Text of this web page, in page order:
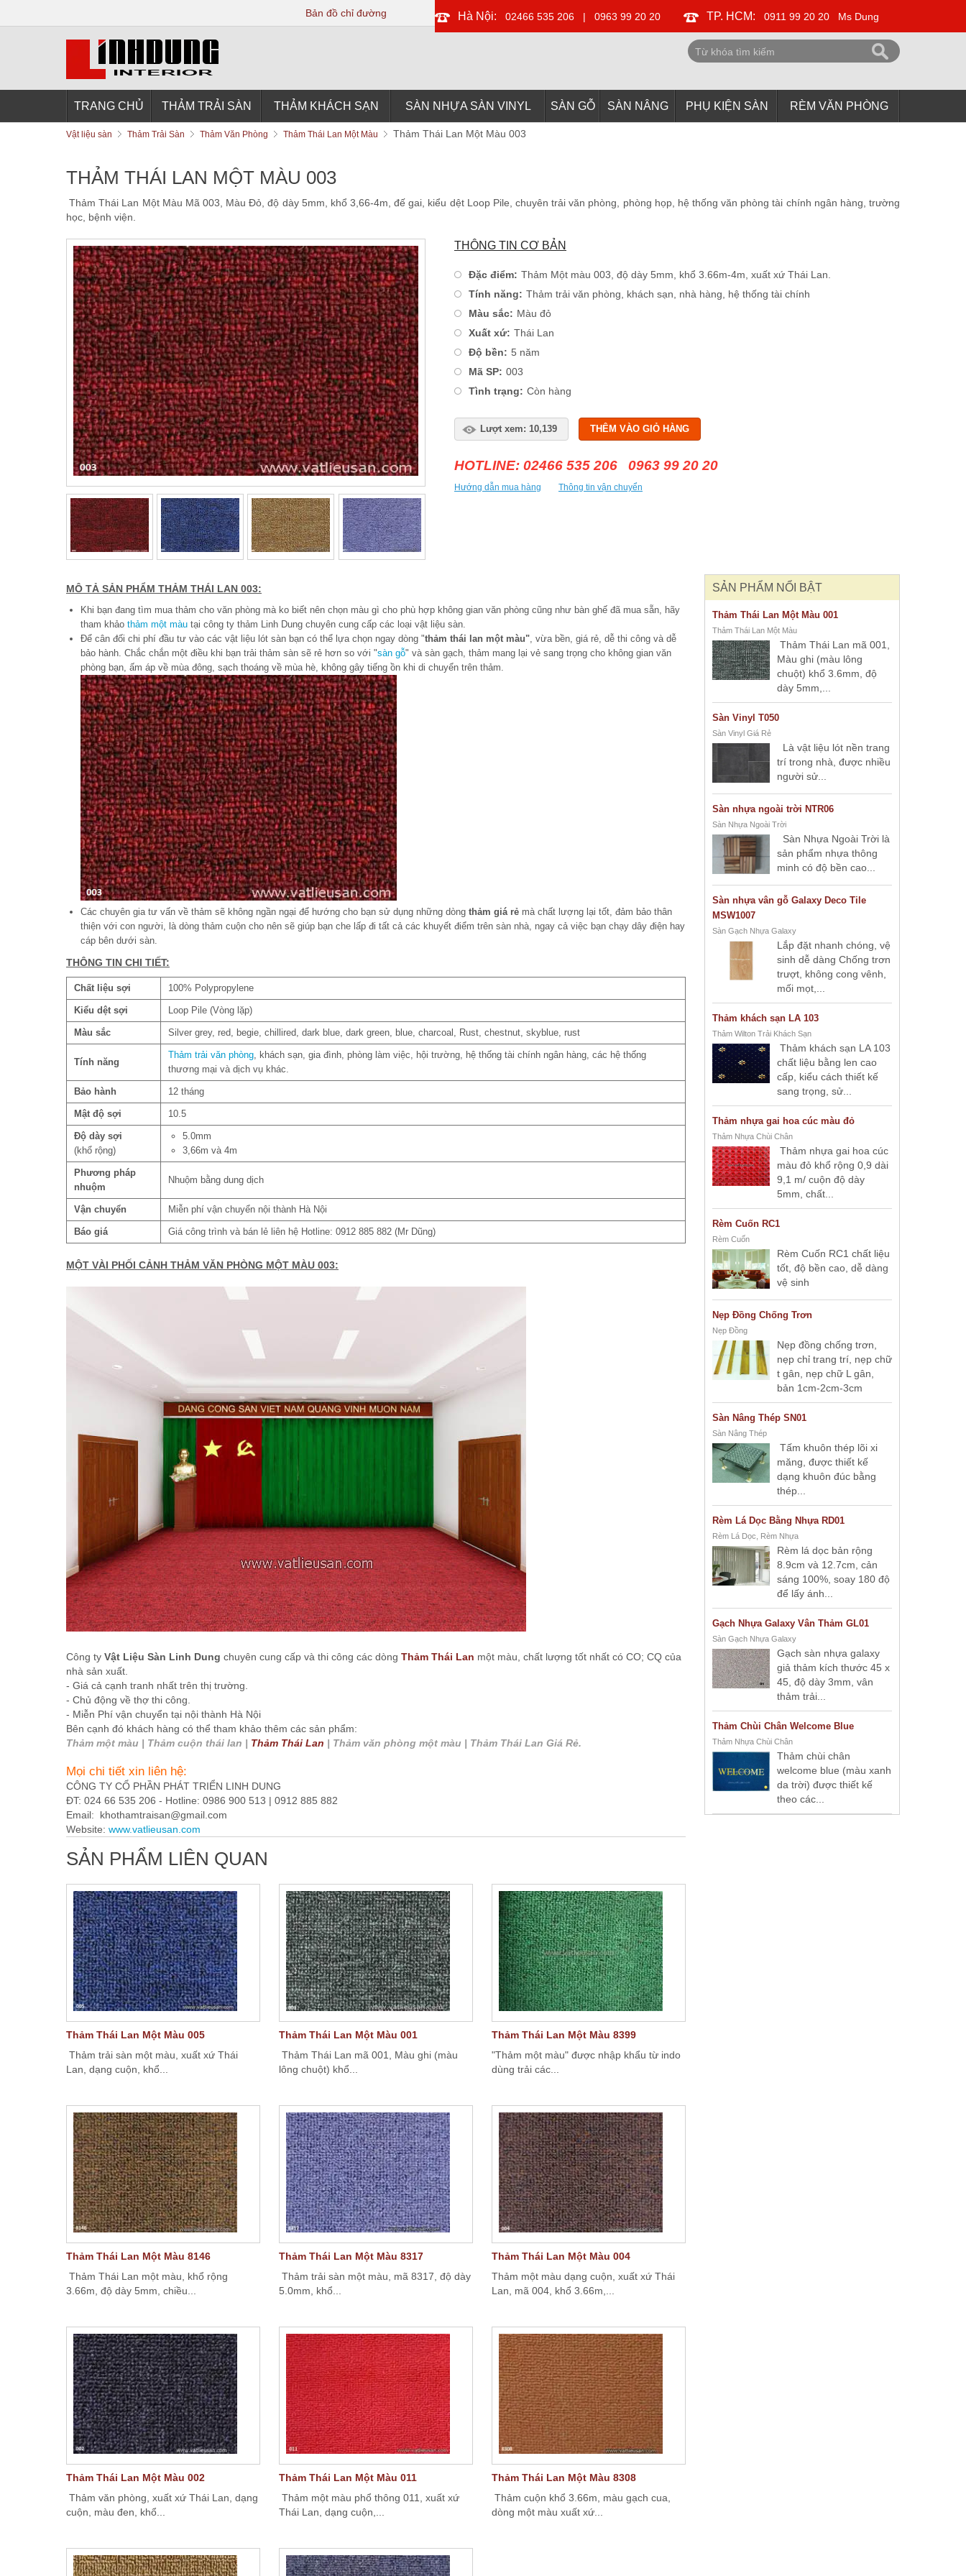
Bản đồ chỉ đường Hà Nội: 02466 535 206 | 0963 99 20 20 TP. HCM: 0911 99 20 20 Ms Dung
TRANG CHỦ THẢM TRẢI SÀN THẢM KHÁCH SẠN SÀN NHỰA SÀN VINYL SÀN GỖ SÀN NÂNG PHỤ KIỆN SÀN RÈM VĂN PHÒNG
Vật liệu sàn Thảm Trải Sàn Thảm Văn Phòng Thảm Thái Lan Một Màu Thảm Thái Lan Một Màu 003
THẢM THÁI LAN MỘT MÀU 003
Thảm Thái Lan Một Màu Mã 003, Màu Đỏ, độ dày 5mm, khổ 3,66-4m, đế gai, kiểu dệt Loop Pile, chuyên trải văn phòng, phòng họp, hệ thống văn phòng tài chính ngân hàng, trường
học, bệnh viện.
THÔNG TIN CƠ BẢN
Đặc điểm: Thảm Một màu 003, độ dày 5mm, khổ 3.66m-4m, xuất xứ Thái Lan.
Tính năng: Thảm trải văn phòng, khách sạn, nhà hàng, hệ thống tài chính
Màu sắc: Màu đỏ
Xuất xứ: Thái Lan
Độ bền: 5 năm
Mã SP: 003
Tình trạng: Còn hàng
Lượt xem: 10,139 THÊM VÀO GIỎ HÀNG
HOTLINE: 02466 535 206 0963 99 20 20
Hướng dẫn mua hàng Thông tin vận chuyển
MÔ TẢ SẢN PHẨM THẢM THÁI LAN 003:
Khi bạn đang tìm mua thảm cho văn phòng mà ko biết nên chọn màu gì cho phù hợp không gian văn phòng cũng như bàn ghế đã mua sẵn, hãy
tham khảo thảm một màu tại công ty thảm Linh Dung chuyên cung cấp các loại vật liệu sàn.
Để cân đối chi phí đầu tư vào các vật liệu lót sàn bạn có thể lựa chọn ngay dòng "thảm thái lan một màu", vừa bền, giá rẻ, dễ thi công và dễ
bảo hành. Chắc chắn một điều khi bạn trải thảm sàn sẽ rẻ hơn so với "sàn gỗ" và sàn gạch, thảm mang lại vẻ sang trọng cho không gian văn
phòng bạn, ấm áp về mùa đông, sạch thoáng về mùa hè, không gây tiếng ồn khi di chuyển trên thảm.
Các chuyên gia tư vấn về thảm sẽ không ngần ngại để hướng cho bạn sử dụng những dòng thảm giá rẻ mà chất lượng lại tốt, đảm bảo thân
thiện với con người, là dòng thảm cuộn cho nên sẽ giúp bạn che lấp đi tất cả các khuyết điểm trên sàn nhà, ngay cả việc bạn chạy dây điện hay
cáp bên dưới sàn.
THÔNG TIN CHI TIẾT:
Chất liệu sợi 100% Polypropylene
Kiểu dệt sợi Loop Pile (Vòng lặp)
Màu sắc Silver grey, red, begie, chillired, dark blue, dark green, blue, charcoal, Rust, chestnut, skyblue, rust
Tính năng
Thảm trải văn phòng, khách sạn, gia đình, phòng làm việc, hội trường, hệ thống tài chính ngân hàng, các hệ thống
thương mại và dịch vụ khác.
Bảo hành 12 tháng
Mật độ sợi 10.5
Độ dày sợi
(khổ rộng)
5.0mm
3,66m và 4m
Phương pháp
nhuộm
Nhuộm bằng dung dịch
Vận chuyển Miễn phí vận chuyển nội thành Hà Nội
Báo giá Giá công trình và bán lẻ liên hệ Hotline: 0912 885 882 (Mr Dũng)
MỘT VÀI PHỐI CẢNH THẢM VĂN PHÒNG MỘT MÀU 003:
Công ty Vật Liệu Sàn Linh Dung chuyên cung cấp và thi công các dòng Thảm Thái Lan một màu, chất lượng tốt nhất có CO; CQ của
nhà sản xuất.
- Giá cả cạnh tranh nhất trên thị trường.
- Chủ động về thợ thi công.
- Miễn Phí vận chuyển tại nội thành Hà Nội
Bên cạnh đó khách hàng có thể tham khảo thêm các sản phẩm:
Thảm một màu | Thảm cuộn thái lan | Thảm Thái Lan | Thảm văn phòng một màu | Thảm Thái Lan Giá Rẻ.
Mọi chi tiết xin liên hệ:
CÔNG TY CỔ PHẦN PHÁT TRIỂN LINH DUNG
ĐT: 024 66 535 206 - Hotline: 0986 900 513 | 0912 885 882
Email:
khothamtraisan@gmail.com
Website: www.vatlieusan.com
SẢN PHẨM LIÊN QUAN
Thảm Thái Lan Một Màu 005
Thảm trải sàn một màu, xuất xứ Thái
Lan, dạng cuộn, khổ...
Thảm Thái Lan Một Màu 001
Thảm Thái Lan mã 001, Màu ghi (màu
lông chuột) khổ...
Thảm Thái Lan Một Màu 8399
"Thảm một màu" được nhập khẩu từ indo
dùng trải các...
Thảm Thái Lan Một Màu 8146
Thảm Thái Lan một màu, khổ rộng
3.66m, độ dày 5mm, chiều...
Thảm Thái Lan Một Màu 8317
Thảm trải sàn một màu, mã 8317, độ dày
5.0mm, khổ...
Thảm Thái Lan Một Màu 004
Thảm một màu dạng cuộn, xuất xứ Thái
Lan, mã 004, khổ 3.66m,...
Thảm Thái Lan Một Màu 002
Thảm văn phòng, xuất xứ Thái Lan, dạng
cuộn, màu đen, khổ...
Thảm Thái Lan Một Màu 011
Thảm một màu phổ thông 011, xuất xứ
Thái Lan, dạng cuộn,...
Thảm Thái Lan Một Màu 8308
Thảm cuộn khổ 3.66m, màu gạch cua,
dòng một màu xuất xứ...
SẢN PHẨM NỔI BẬT
Thảm Thái Lan Một Màu 001
Thảm Thái Lan Một Màu
Thảm Thái Lan mã 001,
Màu ghi (màu lông
chuột) khổ 3.6mm, độ
dày 5mm,...
Sàn Vinyl T050
Sàn Vinyl Giá Rẻ
Là vật liệu lót nền trang
trí trong nhà, được nhiều
người sử...
Sàn nhựa ngoài trời NTR06
Sàn Nhựa Ngoài Trời
Sàn Nhựa Ngoài Trời là
sản phẩm nhựa thông
minh có độ bền cao...
Sàn nhựa vân gỗ Galaxy Deco Tile
MSW1007
Sàn Gạch Nhựa Galaxy
Lắp đặt nhanh chóng, vệ
sinh dễ dàng Chống trơn
trượt, không cong vênh,
mối mọt,...
Thảm khách sạn LA 103
Thảm Wilton Trải Khách Sạn
Thảm khách sạn LA 103
chất liệu bằng len cao
cấp, kiểu cách thiết kế
sang trọng, sử...
Thảm nhựa gai hoa cúc màu đỏ
Thảm Nhựa Chùi Chân
Thảm nhựa gai hoa cúc
màu đỏ khổ rộng 0,9 dài
9,1 m/ cuộn độ dày
5mm, chất...
Rèm Cuốn RC1
Rèm Cuốn
Rèm Cuốn RC1 chất liệu
tốt, độ bền cao, dễ dàng
vệ sinh
Nẹp Đồng Chống Trơn
Nẹp Đồng
Nẹp đồng chống trơn,
nẹp chỉ trang trí, nẹp chữ
t gân, nẹp chữ L gân,
bản 1cm-2cm-3cm
Sàn Nâng Thép SN01
Sàn Nâng Thép
Tấm khuôn thép lõi xi
măng, được thiết kế
dạng khuôn đúc bằng
thép...
Rèm Lá Dọc Bằng Nhựa RD01
Rèm Lá Dọc, Rèm Nhựa
Rèm lá dọc bản rộng
8.9cm và 12.7cm, cản
sáng 100%, soay 180 độ
để lấy ánh...
Gạch Nhựa Galaxy Vân Thảm GL01
Sàn Gạch Nhựa Galaxy
Gạch sàn nhựa galaxy
giả thảm kích thước 45 x
45, độ dày 3mm, vân
thảm trải...
Thảm Chùi Chân Welcome Blue
Thảm Nhựa Chùi Chân
Thảm chùi chân
welcome blue (màu xanh
da trời) được thiết kế
theo các...